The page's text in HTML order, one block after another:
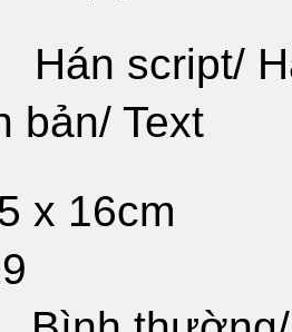
Hán script/
bản/ Text
x 16cm